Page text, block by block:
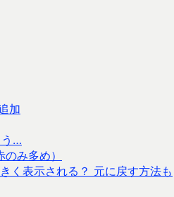
加
う…
み多め）
く表示される？ 元に戻す方法も